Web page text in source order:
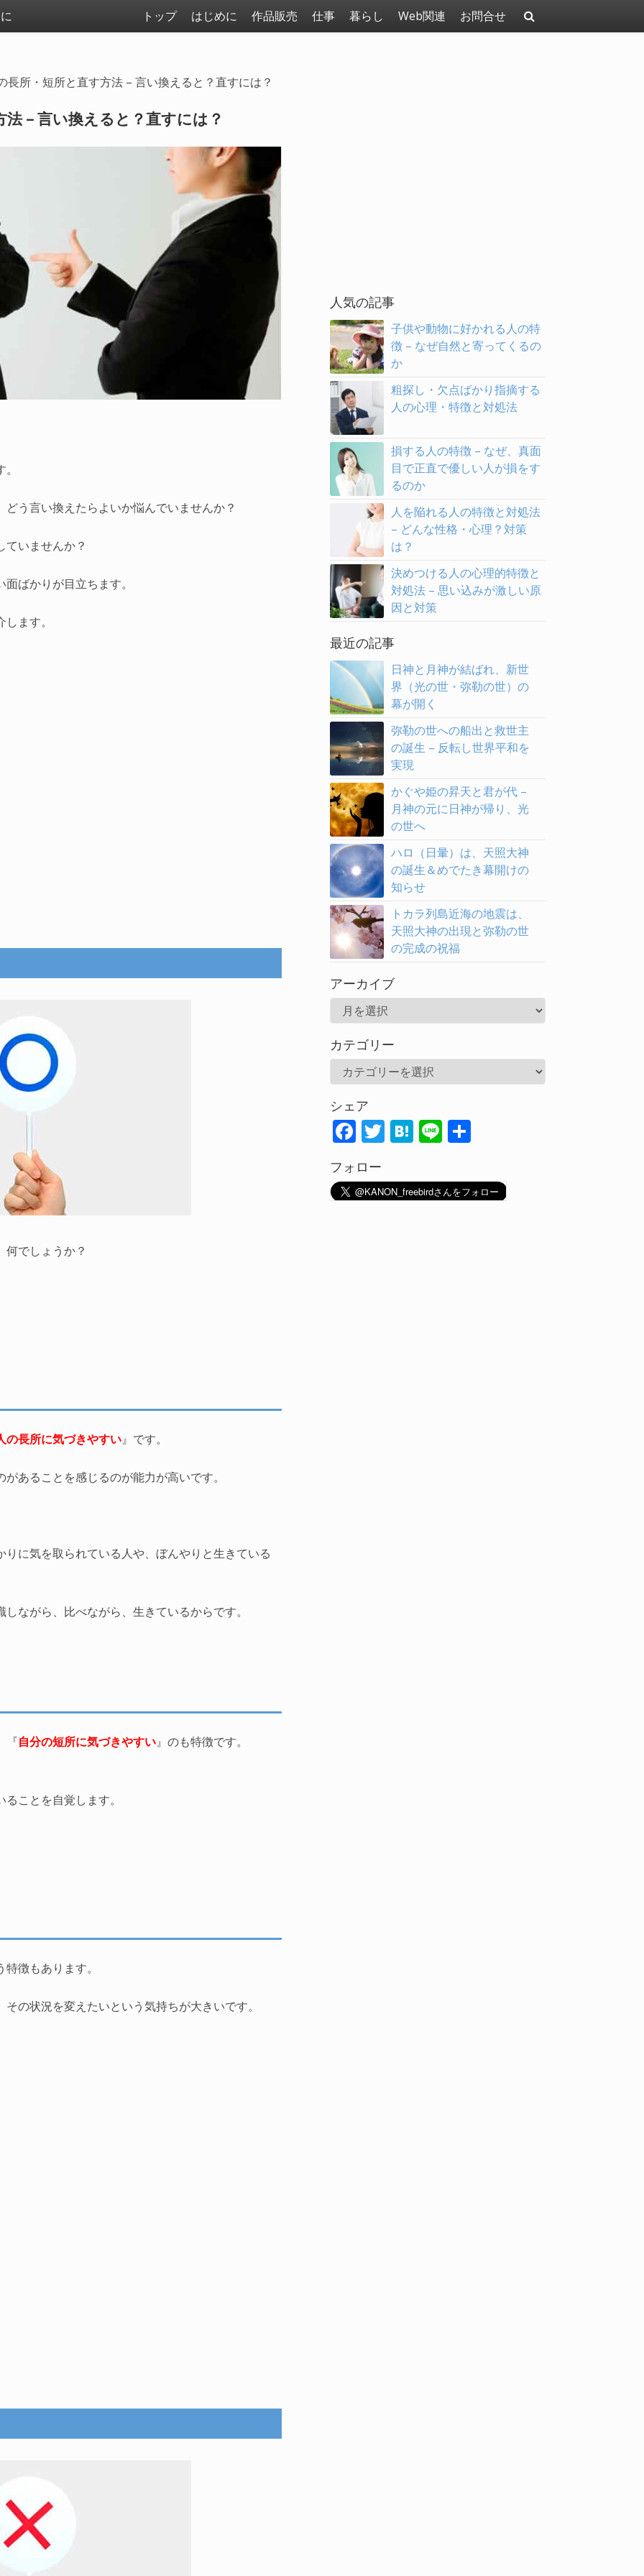
トップ はじめに 作品販売 仕事 暮らし Web関連 お問合せ
長所・短所と直す方法 – 言い換えると？直すには？
– 言い換えると？直すには？
う言い換えたらよいか悩んでいませんか？
ていませんか？
ばかりが目立ちます。
ます。
何でしょうか？
の長所に気づきやすい』です。
あることを感じるのが能力が高いです。
に気を取られている人や、ぼんやりと生きている
ながら、比べながら、生きているからです。
『自分の短所に気づきやすい』のも特徴です。
ことを自覚します。
特徴もあります。
の状況を変えたいという気持ちが大きいです。
人気の記事
子供や動物に好かれる人の特
徴 – なぜ自然と寄ってくるの
か
粗探し・欠点ばかり指摘する
人の心理・特徴と対処法
損する人の特徴 – なぜ、真面
目で正直で優しい人が損をす
るのか
人を陥れる人の特徴と対処法
– どんな性格・心理？対策
は？
決めつける人の心理的特徴と
対処法 – 思い込みが激しい原
因と対策
最近の記事
日神と月神が結ばれ、新世
界（光の世・弥勒の世）の
幕が開く
弥勒の世への船出と救世主
の誕生 – 反転し世界平和を
実現
かぐや姫の昇天と君が代 –
月神の元に日神が帰り、光
の世へ
ハロ（日暈）は、天照大神
の誕生＆めでたき幕開けの
知らせ
トカラ列島近海の地震は、
天照大神の出現と弥勒の世
の完成の祝福
アーカイブ
ー
カ
ブ
カテゴリー
テ
ゴ
リ
シェア
F
e
b
T
itt
er
H
e
n
Li
e
共
フォロー